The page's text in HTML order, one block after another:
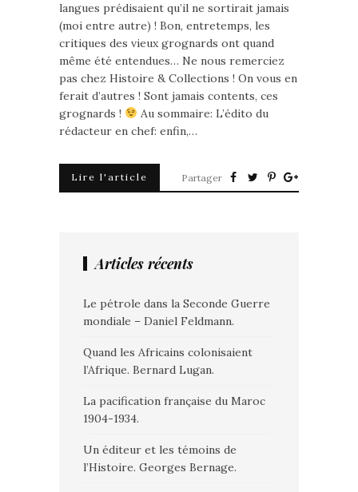
langues prédisaient qu’il ne sortirait jamais
(moi entre autre) ! Bon, entretemps, les
critiques des vieux grognards ont quand
même été entendues… Ne nous remerciez
pas chez Histoire & Collections ! On vous en
ferait d’autres ! Sont jamais contents, ces
grognards !
Au sommaire: L’édito du
rédacteur en chef: enfin,…
Lire l'article Partager
Articles récents
Le pétrole dans la Seconde Guerre
mondiale – Daniel Feldmann.
Quand les Africains colonisaient
l’Afrique. Bernard Lugan.
La pacification française du Maroc
1904-1934.
Un éditeur et les témoins de
l’Histoire. Georges Bernage.